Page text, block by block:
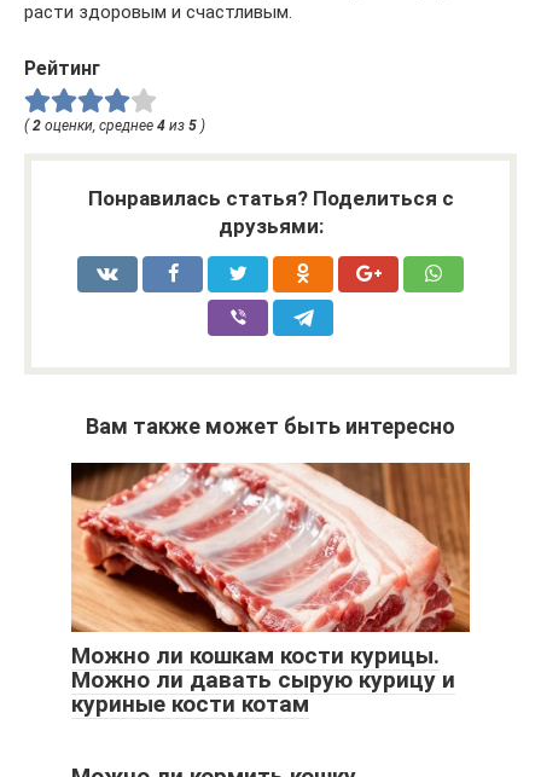
расти здоровым и счастливым.
Рейтинг
( 2 оценки, среднее 4 из 5 )
Понравилась статья? Поделиться с
друзьями:
Вам также может быть интересно
Можно ли кошкам кости курицы.
Можно ли давать сырую курицу и
куриные кости котам